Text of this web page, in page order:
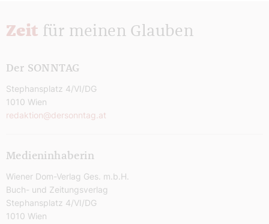
Zeit für meinen Glauben
Der SONNTAG
Stephansplatz 4/VI/DG
1010 Wien
redaktion@dersonntag.at
Medieninhaberin
Wiener Dom-Verlag Ges. m.b.H.
Buch- und Zeitungsverlag
Stephansplatz 4/VI/DG
1010 Wien